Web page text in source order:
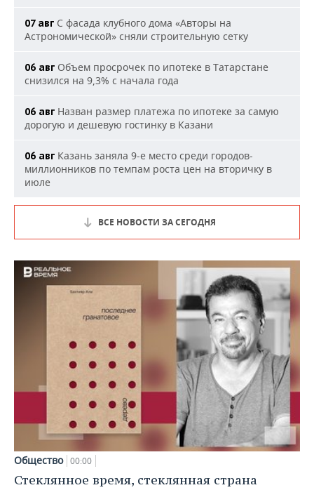
07 авг С фасада клубного дома «Авторы на
Астрономической» сняли строительную сетку
06 авг Объем просрочек по ипотеке в Татарстане
снизился на 9,3% с начала года
06 авг Назван размер платежа по ипотеке за самую
дорогую и дешевую гостинку в Казани
06 авг Казань заняла 9-е место среди городов-
миллионников по темпам роста цен на вторичку в
июле
ВСЕ НОВОСТИ ЗА СЕГОДНЯ
Общество 00:00
Стеклянное время, стеклянная страна